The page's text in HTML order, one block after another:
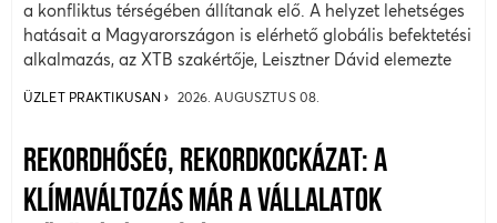
a konfliktus térségében állítanak elő. A helyzet lehetséges
hatásait a Magyarországon is elérhető globális befektetési
alkalmazás, az XTB szakértője, Leisztner Dávid elemezte
ÜZLET PRAKTIKUSAN 2026. AUGUSZTUS 08.
REKORDHŐSÉG, REKORDKOCKÁZAT: A
KLÍMAVÁLTOZÁS MÁR A VÁLLALATOK